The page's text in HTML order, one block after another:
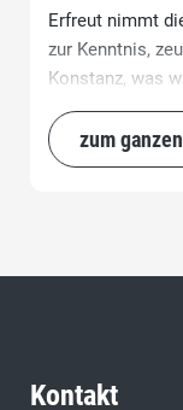
Erfreut nimmt
zur Kenntnis,
Konstanz, was
zum
Kontakt